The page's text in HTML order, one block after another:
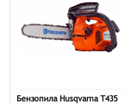
Бензопила Husqvarna T435